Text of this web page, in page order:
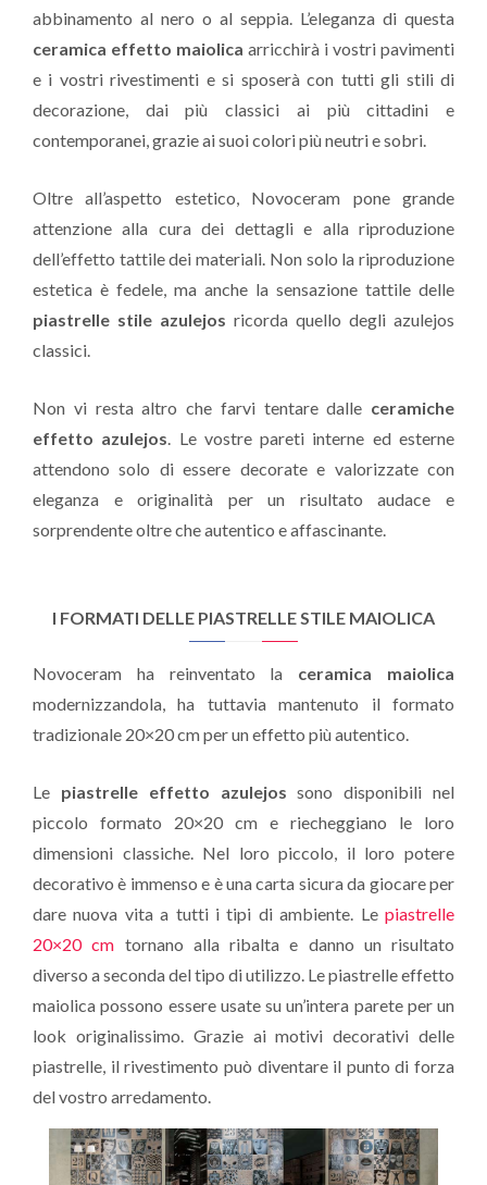
abbinamento al nero o al seppia. L’eleganza di questa
ceramica effetto maiolica arricchirà i vostri pavimenti
e i vostri rivestimenti e si sposerà con tutti gli stili di
decorazione, dai più classici ai più cittadini e
contemporanei, grazie ai suoi colori più neutri e sobri.
Oltre all’aspetto estetico, Novoceram pone grande
attenzione alla cura dei dettagli e alla riproduzione
dell’effetto tattile dei materiali. Non solo la riproduzione
estetica è fedele, ma anche la sensazione tattile delle
piastrelle stile azulejos ricorda quello degli azulejos
classici.
Non vi resta altro che farvi tentare dalle ceramiche
effetto azulejos. Le vostre pareti interne ed esterne
attendono solo di essere decorate e valorizzate con
eleganza e originalità per un risultato audace e
sorprendente oltre che autentico e affascinante.
I FORMATI DELLE PIASTRELLE STILE MAIOLICA
Novoceram ha reinventato la ceramica maiolica
modernizzandola, ha tuttavia mantenuto il formato
tradizionale 20×20 cm per un effetto più autentico.
Le piastrelle effetto azulejos sono disponibili nel
piccolo formato 20×20 cm e riecheggiano le loro
dimensioni classiche. Nel loro piccolo, il loro potere
decorativo è immenso e è una carta sicura da giocare per
dare nuova vita a tutti i tipi di ambiente. Le piastrelle
20×20 cm tornano alla ribalta e danno un risultato
diverso a seconda del tipo di utilizzo. Le piastrelle effetto
maiolica possono essere usate su un’intera parete per un
look originalissimo. Grazie ai motivi decorativi delle
piastrelle, il rivestimento può diventare il punto di forza
del vostro arredamento.